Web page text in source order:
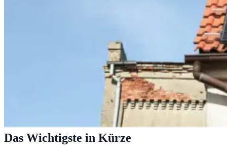
Das Wichtigste in Kürze